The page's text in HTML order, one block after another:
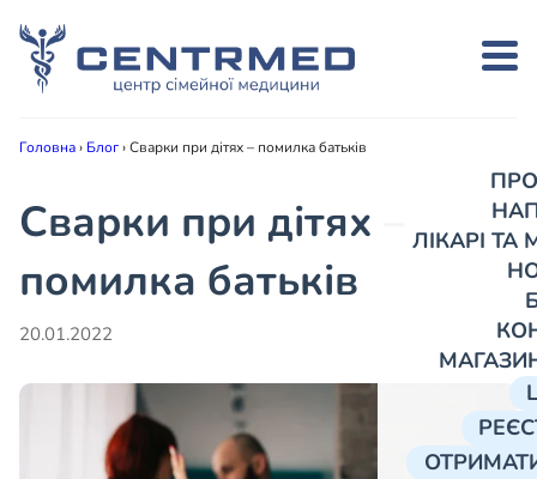
ЛІКАРІ
Головна› Блог›Сварки при дітях – помилка батьків
Сварки при дітях –
помилка батьків
20.01.2022